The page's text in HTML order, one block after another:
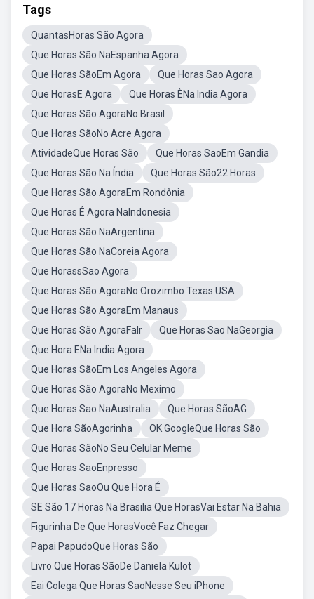
Tags
QuantasHoras São Agora
Que Horas São NaEspanha Agora
Que Horas SãoEm Agora
Que Horas Sao Agora
Que HorasE Agora
Que Horas ÈNa India Agora
Que Horas São AgoraNo Brasil
Que Horas SãoNo Acre Agora
AtividadeQue Horas São
Que Horas SaoEm Gandia
Que Horas São Na Índia
Que Horas São22 Horas
Que Horas São AgoraEm Rondônia
Que Horas É Agora NaIndonesia
Que Horas São NaArgentina
Que Horas São NaCoreia Agora
Que HorassSao Agora
Que Horas São AgoraNo Orozimbo Texas USA
Que Horas São AgoraEm Manaus
Que Horas São AgoraFalr
Que Horas Sao NaGeorgia
Que Hora ENa India Agora
Que Horas SãoEm Los Angeles Agora
Que Horas São AgoraNo Meximo
Que Horas Sao NaAustralia
Que Horas SãoAG
Que Hora SãoAgorinha
OK GoogleQue Horas São
Que Horas SãoNo Seu Celular Meme
Que Horas SaoEnpresso
Que Horas SaoOu Que Hora É
SE São 17 Horas Na Brasilia Que HorasVai Estar Na Bahia
Figurinha De Que HorasVocê Faz Chegar
Papai PapudoQue Horas São
Livro Que Horas SãoDe Daniela Kulot
Eai Colega Que Horas SaoNesse Seu iPhone